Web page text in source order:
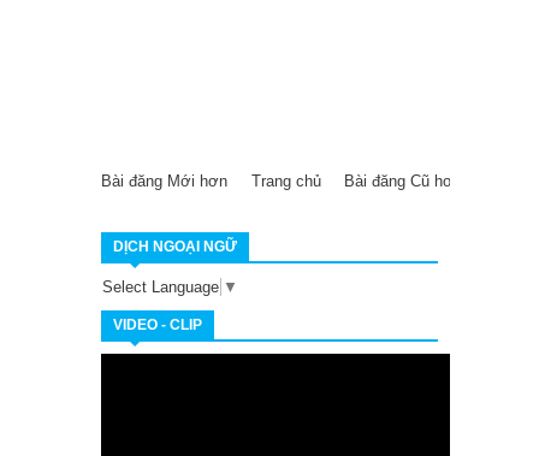
Bài đăng Mới hơn Bài đăng Cũ hơn
Trang chủ
DỊCH NGOẠI NGỮ
Select Language ▼
VIDEO - CLIP